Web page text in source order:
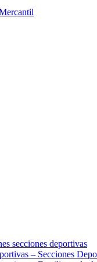
secciones deportivas
– Secciones